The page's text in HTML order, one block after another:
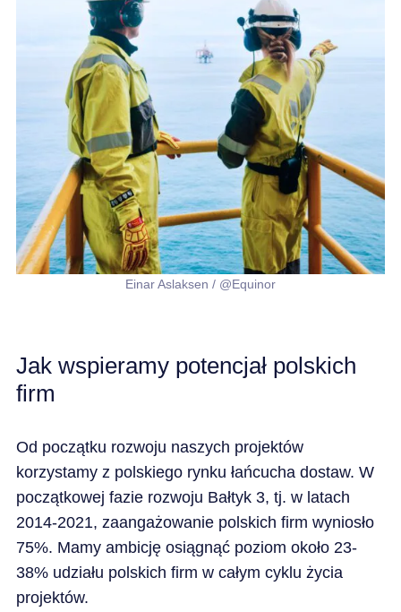
Einar Aslaksen / @Equinor
Jak wspieramy potencjał polskich
firm
Od początku rozwoju naszych projektów
korzystamy z polskiego rynku łańcucha dostaw. W
początkowej fazie rozwoju Bałtyk 3, tj. w latach
2014-2021, zaangażowanie polskich firm wyniosło
75%. Mamy ambicję osiągnąć poziom około 23-
38% udziału polskich firm w całym cyklu życia
projektów.